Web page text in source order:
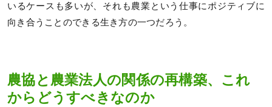
いるケースも多いが、それも農業という仕事にポジティブに
向き合うことのできる生き方の一つだろう。
農協と農業法人の関係の再構築、これ
からどうすべきなのか